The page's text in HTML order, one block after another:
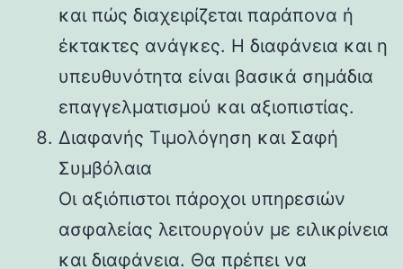
και πώς διαχειρίζεται παράπονα ή
έκτακτες ανάγκες. Η διαφάνεια και η
υπευθυνότητα είναι βασικά σημάδια
επαγγελματισμού και αξιοπιστίας.
Διαφανής Τιμολόγηση και Σαφή
Συμβόλαια
Οι αξιόπιστοι πάροχοι υπηρεσιών
ασφαλείας λειτουργούν με ειλικρίνεια
και διαφάνεια. Θα πρέπει να